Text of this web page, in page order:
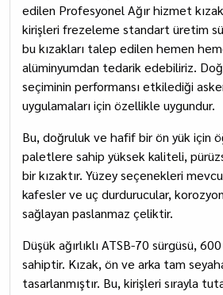
edilen Profesyonel Ağır hizmet
kirişleri frezeleme standart üretim
bu kızakları talep edilen hemen
alüminyumdan tedarik edebiliriz.
seçiminin performansı etkilediği
uygulamaları için özellikle uygundur.
Bu, doğruluk ve hafif bir ön yük için
paletlere sahip yüksek kaliteli,
bir kızaktır. Yüzey seçenekleri
kafesler ve uç durdurucular,
sağlayan paslanmaz çeliktir.
Düşük ağırlıklı ATSB-70 sürgüsü,
sahiptir. Kızak, ön ve arka tam
tasarlanmıştır. Bu, kirişleri sırayla